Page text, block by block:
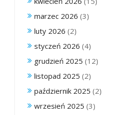
marzec 2026 (3)
luty 2026 (2)
styczeń 2026 (4)
grudzień 2025 (12)
listopad 2025 (2)
październik 2025 (2)
wrzesień 2025 (3)